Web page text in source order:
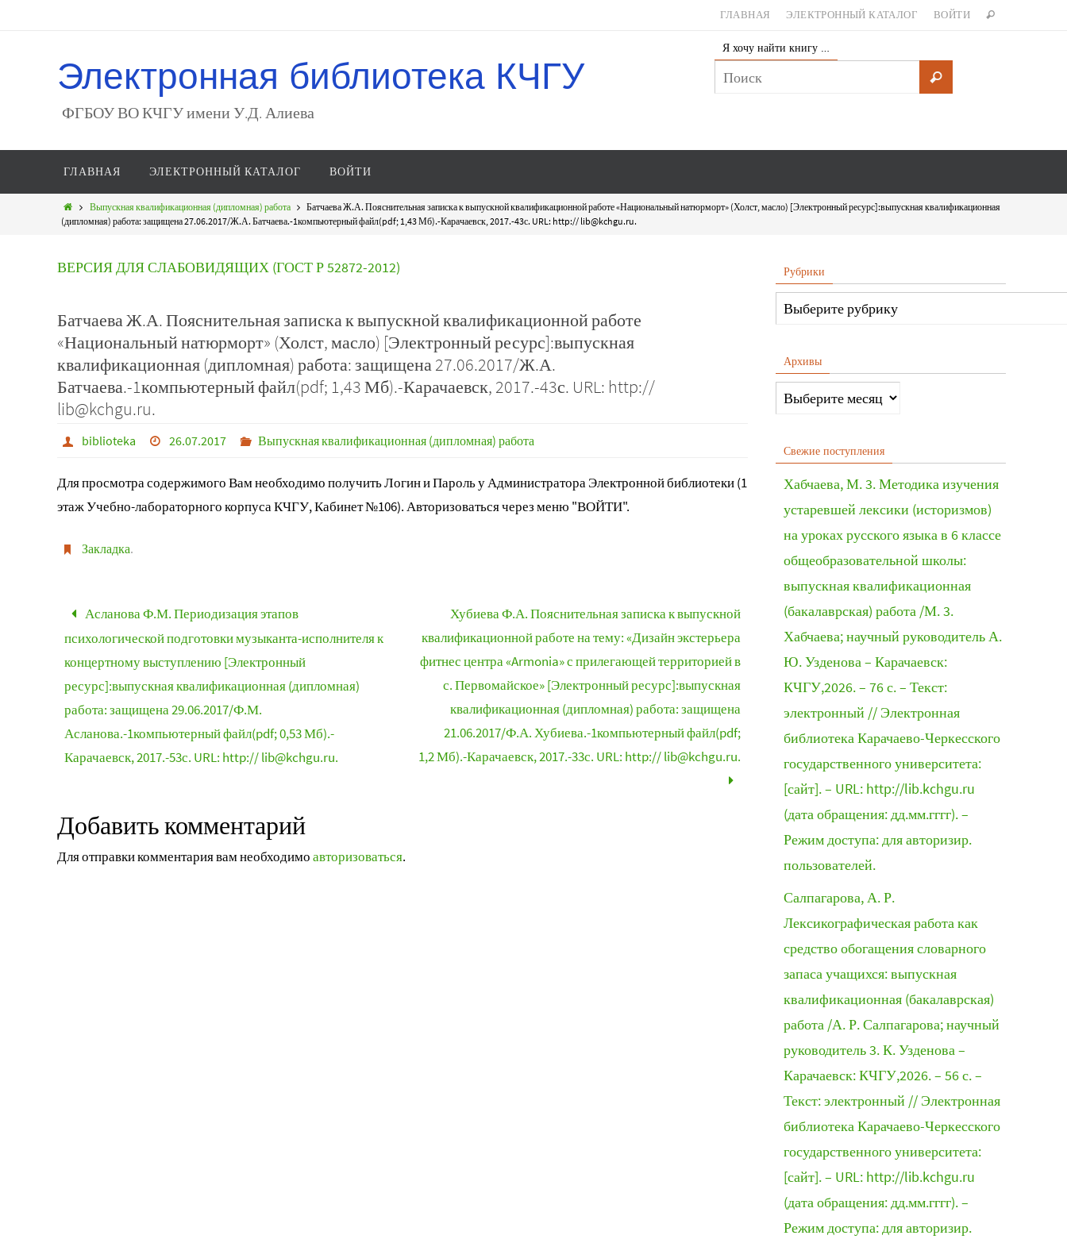
ГЛАВНАЯ ЭЛЕКТРОННЫЙ КАТАЛОГ ВОЙТИ
Электронная библиотека КЧГУ
ФГБОУ ВО КЧГУ имени У.Д. Алиева
Я хочу найти книгу …
ГЛАВНАЯ ЭЛЕКТРОННЫЙ КАТАЛОГ ВОЙТИ
Выпускная квалификационная (дипломная) работа
Батчаева Ж.А. Пояснительная записка к выпускной квалификационной работе «Национальный натюрморт» (Холст, масло) [Электронный ресурс]:выпускная квалификационная
(дипломная) работа: защищена 27.06.2017/Ж.А. Батчаева.-1компьютерный файл(pdf; 1,43 Мб).-Карачаевск, 2017.-43с. URL: http:// lib@kchgu.ru.
ВЕРСИЯ ДЛЯ СЛАБОВИДЯЩИХ (ГОСТ Р 52872-2012)
Батчаева Ж.А. Пояснительная записка к выпускной квалификационной работе
«Национальный натюрморт» (Холст, масло) [Электронный ресурс]:выпускная
квалификационная (дипломная) работа: защищена 27.06.2017/Ж.А.
Батчаева.-1компьютерный файл(pdf; 1,43 Мб).-Карачаевск, 2017.-43с. URL: http://
lib@kchgu.ru.
biblioteka 26.07.2017 Выпускная квалификационная (дипломная) работа
Для просмотра содержимого Вам необходимо получить Логин и Пароль у Администратора Электронной библиотеки (1
этаж Учебно-лабораторного корпуса КЧГУ, Кабинет №106). Авторизоваться через меню "ВОЙТИ".
Закладка.
Асланова Ф.М. Периодизация этапов
психологической подготовки музыканта-исполнителя к
концертному выступлению [Электронный
ресурс]:выпускная квалификационная (дипломная)
работа: защищена 29.06.2017/Ф.М.
Асланова.-1компьютерный файл(pdf; 0,53 Мб).-
Карачаевск, 2017.-53с. URL: http:// lib@kchgu.ru.
Хубиева Ф.А. Пояснительная записка к выпускной
квалификационной работе на тему: «Дизайн экстерьера
фитнес центра «Armonia» с прилегающей территорией в
с. Первомайское» [Электронный ресурс]:выпускная
квалификационная (дипломная) работа: защищена
21.06.2017/Ф.А. Хубиева.-1компьютерный файл(pdf;
1,2 Мб).-Карачаевск, 2017.-33с. URL: http:// lib@kchgu.ru.
Добавить комментарий
Для отправки комментария вам необходимоавторизоваться.
Рубрики
Архивы
Свежие поступления
Хабчаева, М. 3. Методика изучения
устаревшей лексики (историзмов)
на уроках русского языка в 6 классе
общеобразовательной школы:
выпускная квалификационная
(бакалаврская) работа /М. 3.
Хабчаева; научный руководитель А.
Ю. Узденова – Карачаевск:
КЧГУ,2026. – 76 с. – Текст:
электронный // Электронная
библиотека Карачаево-Черкесского
государственного университета:
[сайт]. – URL: http://lib.kchgu.ru
(дата обращения: дд.мм.гггг). –
Режим доступа: для авторизир.
пользователей.
Салпагарова, А. Р.
Лексикографическая работа как
средство обогащения словарного
запаса учащихся: выпускная
квалификационная (бакалаврская)
работа /А. Р. Салпагарова; научный
руководитель 3. К. Узденова –
Карачаевск: КЧГУ,2026. – 56 с. –
Текст: электронный // Электронная
библиотека Карачаево-Черкесского
государственного университета:
[сайт]. – URL: http://lib.kchgu.ru
(дата обращения: дд.мм.гггг). –
Режим доступа: для авторизир.